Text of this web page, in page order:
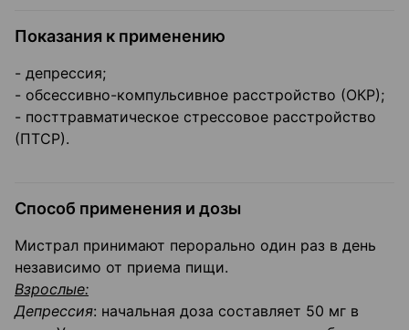
Показания к применению
- депрессия;
- обсессивно-компульсивное расстройство (ОКР);
- посттравматическое стрессовое расстройство
(ПТСР).
Способ применения и дозы
Мистрал принимают перорально один раз в день
независимо от приема пищи.
Взрослые:
Депрессия: начальная доза составляет 50 мг в